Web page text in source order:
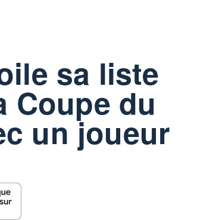
sa liste
Coupe du
un joueur